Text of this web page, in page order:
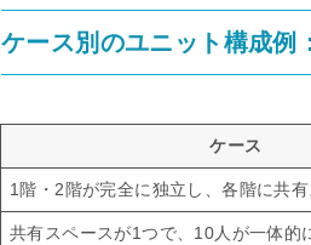
ケース別のユニット構成例：
ケース
1階・2階が完全に独立し、各階に共
共有スペースが1つで、10人が一体的